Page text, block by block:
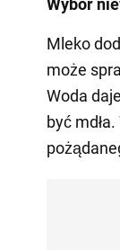
Mleko
może
Woda
być